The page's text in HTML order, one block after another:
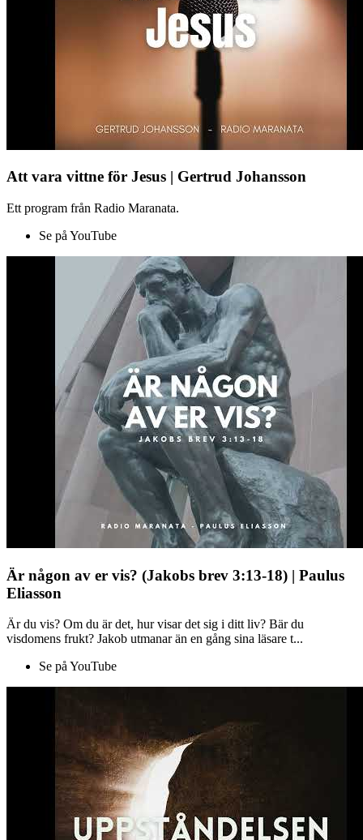
Att vara vittne för Jesus | Gertrud Johansson
Ett program från Radio Maranata.
Se på YouTube
Är någon av er vis? (Jakobs brev 3:13-18) | Paulus
Eliasson
Är du vis? Om du är det, hur visar det sig i ditt liv? Bär du
visdomens frukt? Jakob utmanar än en gång sina läsare t...
Se på YouTube